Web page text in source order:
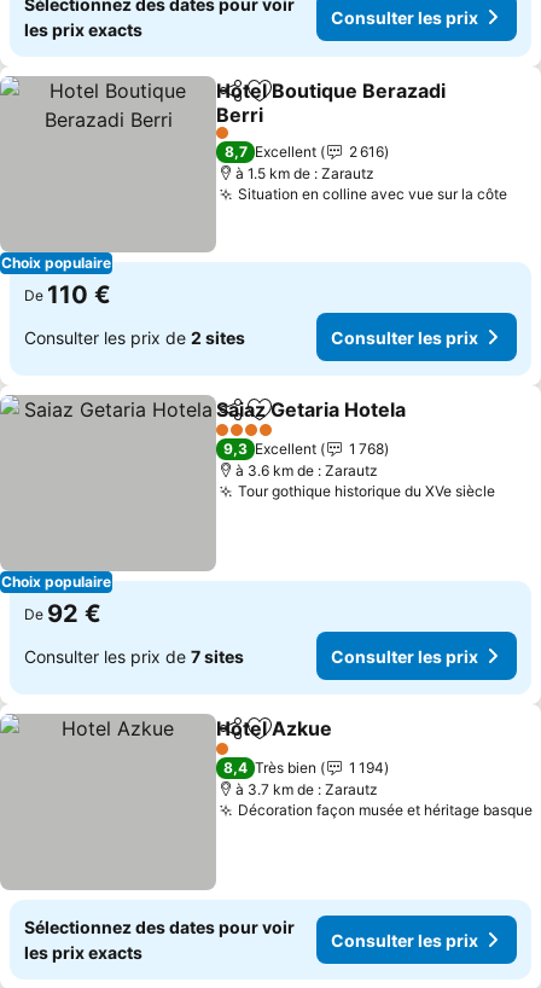
Sélectionnez des dates pour voir
les prix exacts
Consulter les prix
Choix populaire
PartagerAjouter à mes favoris
Hotel Boutique Berazadi
Berri
Consulter les prix
1 Étoiles
8,7 Excellent
2 616
à 1.5 km de : Zarautz
Situation en colline avec vue sur la côte
De 110 €
Consulter les prix de 2 sites Consulter les prix
Choix populaire
PartagerAjouter à mes favoris
Saiaz Getaria Hotela
4 Étoiles
9,3 Excellent
1 768
à 3.6 km de : Zarautz
Tour gothique historique du XVe siècle
De 92 €
Consulter les prix de 7 sites Consulter les prix
PartagerAjouter à mes favoris
Hotel Azkue
1 Étoiles
8,4 Très bien
1 194
à 3.7 km de : Zarautz
Décoration façon musée et héritage basque
Sélectionnez des dates pour voir
les prix exacts
Consulter les prix